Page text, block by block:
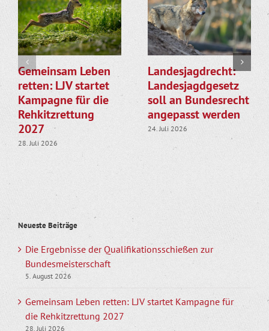
Gemeinsam Leben
retten: LJV startet
Kampagne für die
Rehkitzrettung
2027
28. Juli 2026
Landesjagdrecht:
Landesjagdgesetz
soll an Bundesrecht
angepasst werden
24. Juli 2026
Neueste Beiträge
Die Ergebnisse der Qualifikationsschießen zur
Bundesmeisterschaft
5. August 2026
Gemeinsam Leben retten: LJV startet Kampagne für
die Rehkitzrettung 2027
28. Juli 2026